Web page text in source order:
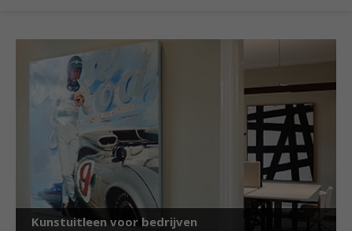
Kunstuitleen voor bedrijven